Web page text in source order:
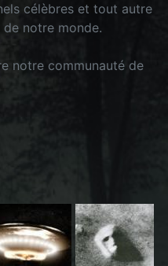
célèbres et tout autre
notre monde.
notre communauté de